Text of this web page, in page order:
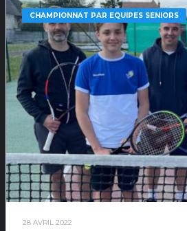
CHAMPIONNAT PAR EQUIPES SENIORS
28 AVRIL 2022